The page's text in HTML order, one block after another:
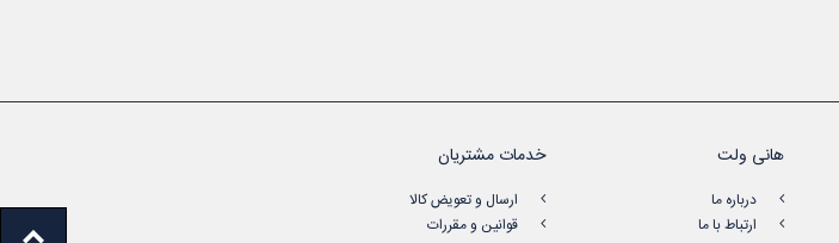
هانی ولت
درباره ما
ارتباط با ما
خدمات مشتریان
ارسال و تعویض کالا
قوانین و مقررات